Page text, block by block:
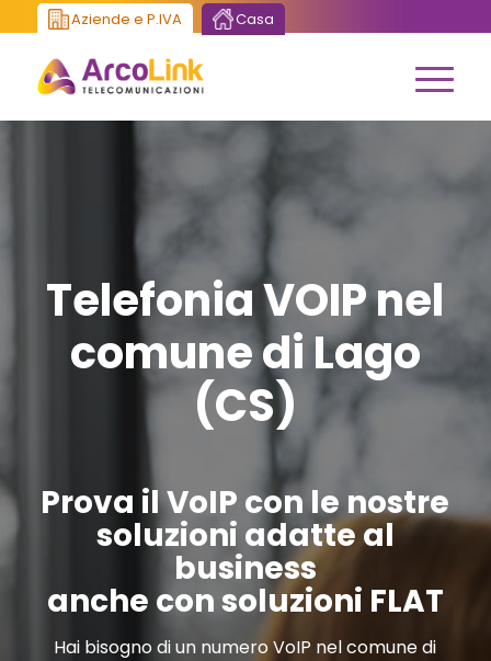
Aziende e P.IVA Casa
Telefonia VOIP nel
comune di Lago
(CS)
Prova il VoIP con le nostre
soluzioni adatte al
business
anche con soluzioni FLAT
Hai bisogno di un numero VoIP nel comune di